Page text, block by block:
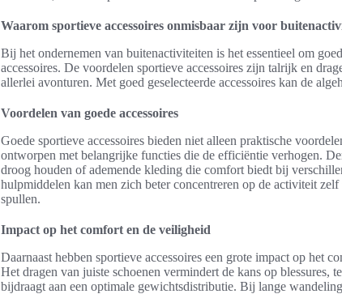
Waarom sportieve accessoires onmisbaar zijn voor
Bij het ondernemen van buitenactiviteiten is het essentieel om
accessoires. De voordelen sportieve accessoires zijn talrijk en
allerlei avonturen. Met goed geselecteerde accessoires kan de
Voordelen van goede accessoires
Goede sportieve accessoires bieden niet alleen praktische
ontworpen met belangrijke functies die de efficiëntie verhogen.
droog houden of ademende kleding die comfort biedt bij
hulpmiddelen kan men zich beter concentreren op de activiteit
spullen.
Impact op het comfort en de veiligheid
Daarnaast hebben sportieve accessoires een grote impact op het
Het dragen van juiste schoenen vermindert de kans op blessures,
bijdraagt aan een optimale gewichtsdistributie. Bij lange